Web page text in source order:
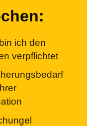
ich den
verpflichtet